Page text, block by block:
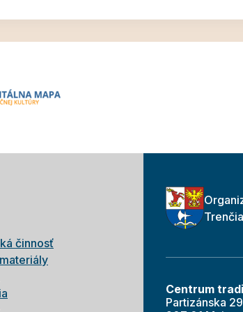
činnosť
Centrum
Partizánska